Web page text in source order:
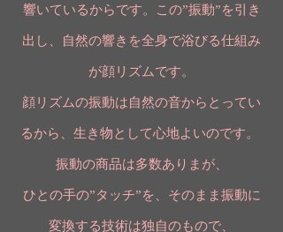
響いているからです。この”振動”を引き
出し、自然の響きを全身で浴びる仕組み
が顔リズムです。
顔リズムの振動は自然の音からとってい
るから、生き物として心地よいのです。
振動の商品は多数ありまが、
ひとの手の”タッチ”を、そのまま振動に
変換する技術は独自のもので、